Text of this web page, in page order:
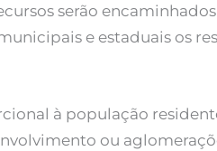
serão encaminhados
e estaduais os
à população
ou